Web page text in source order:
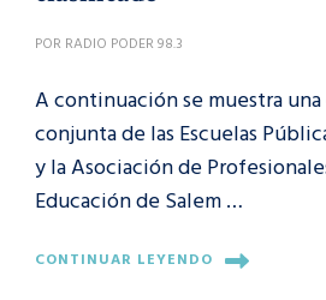
POR RADIO PODER 98.3
A continuación se muestra
conjunta de las Escuelas
y la Asociación de
Educación de Salem …
CONTINUAR LEYENDO